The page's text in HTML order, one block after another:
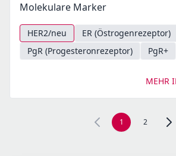
Molekulare Marker
HER2/neu ER (Östrogenrezeptor)
PgR (Progesteronrezeptor)
PgR+
MEHR
1 2